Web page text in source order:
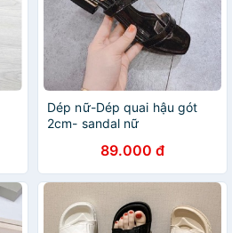
Dép nữ-Dép quai hậu gót
2cm- sandal nữ
89.000 đ